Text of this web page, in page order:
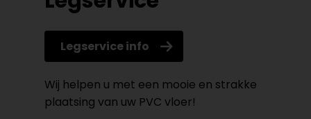
Legservice info
Wij helpen u met een mooie en strakke
plaatsing van uw PVC vloer!